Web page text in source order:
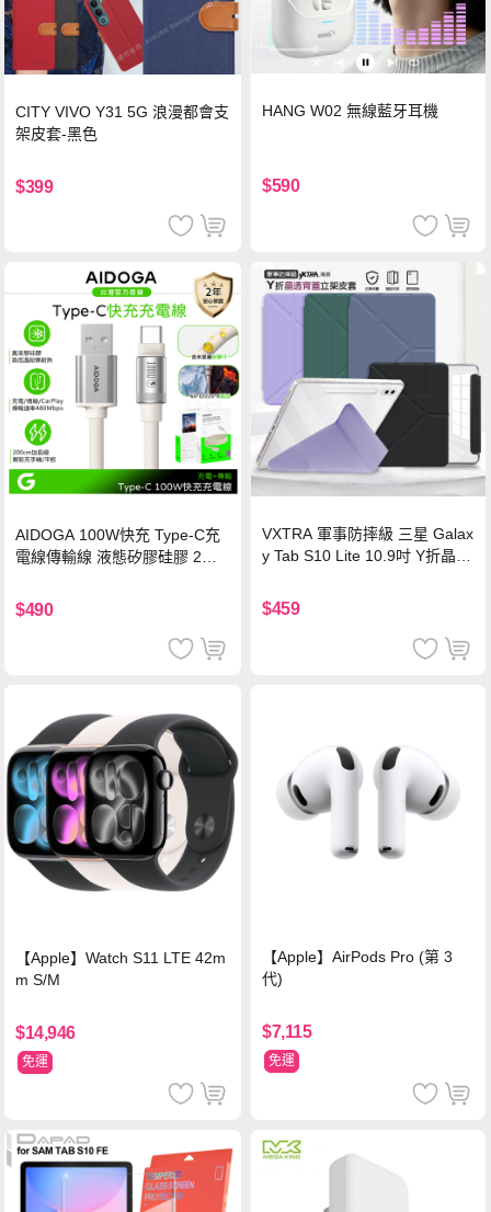
CITY VIVO Y31 5G 浪漫都會支
架皮套-黑色
$399
HANG W02 無線藍牙耳機
$590
AIDOGA 100W快充 Type-C充
電線傳輸線 液態矽膠硅膠 2M
$490
VXTRA 軍事防摔級 三星 Galax
y Tab S10 Lite 10.9吋 Y折晶透
$459
【Apple】Watch S11 LTE 42m
m S/M
$14,946
免運
【Apple】AirPods Pro (第 3
代)
$7,115
免運